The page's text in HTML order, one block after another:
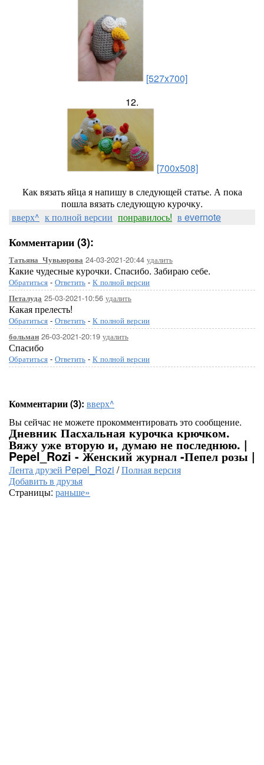
[527x700]
12.
[700x508]
Как вязать яйца я напишу в следующей статье. А пока
пошла вязать следующую курочку.
вверх^ к полной версии понравилось! в evernote
Комментарии (3):
Татьяна_Чувьюрова 24-03-2021-20:44 удалить
Какие чудесные курочки. Спасибо. Забираю себе.
Обратиться - Ответить - К полной версии
Петалуда 25-03-2021-10:56 удалить
Какая прелесть!
Обратиться - Ответить - К полной версии
больман 26-03-2021-20:19 удалить
Спасибо
Обратиться - Ответить - К полной версии
Комментарии (3): вверх^
Вы сейчас не можете прокомментировать это сообщение.
Дневник Пасхальная курочка крючком.
Вяжу уже вторую и, думаю не последнюю. |
Pepel_Rozi - Женский журнал -Пепел розы |
Лента друзей Pepel_Rozi /Полная версия
Добавить в друзья
Страницы: раньше»